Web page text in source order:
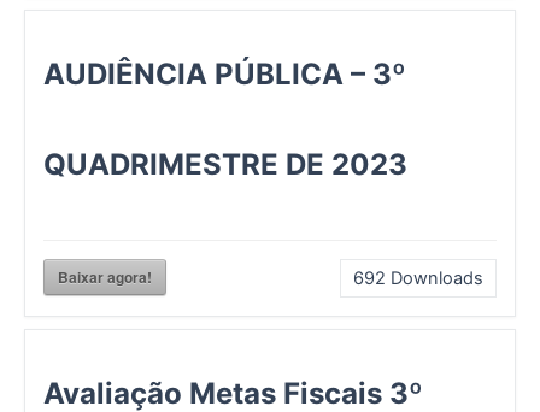
AUDIÊNCIA PÚBLICA – 3º
QUADRIMESTRE DE 2023
Baixar agora! 692 Downloads
Avaliação Metas Fiscais 3º